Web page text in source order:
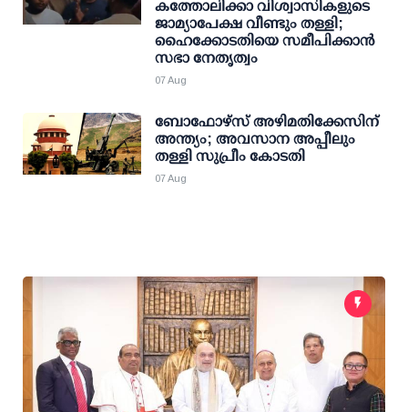
കത്തോലിക്കാ വിശ്വാസികളുടെ
ജാമ്യാപേക്ഷ വീണ്ടും തള്ളി;
ഹൈക്കോടതിയെ സമീപിക്കാൻ
സഭാ നേതൃത്വം
07 Aug
ബോഫോഴ്സ് അഴിമതിക്കേസിന്
അന്ത്യം; അവസാന അപ്പീലും
തള്ളി സുപ്രീം കോടതി
07 Aug